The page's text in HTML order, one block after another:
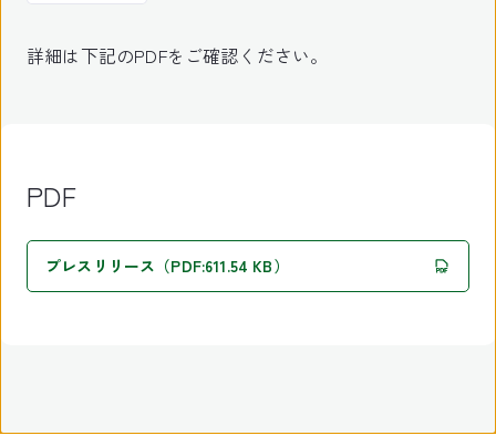
詳細は下記のPDFをご確認ください。
PDF
プレスリリース（PDF:611.54 KB）